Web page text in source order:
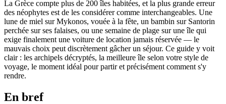
La Grèce compte plus de 200 îles habitées, et la plus grande erreur
des néophytes est de les considérer comme interchangeables. Une
lune de miel sur Mykonos, vouée à la fête, un bambin sur Santorin
perchée sur ses falaises, ou une semaine de plage sur une île qui
exige finalement une voiture de location jamais réservée — le
mauvais choix peut discrètement gâcher un séjour. Ce guide y voit
clair : les archipels décryptés, la meilleure île selon votre style de
voyage, le moment idéal pour partir et précisément comment s'y
rendre.
En bref